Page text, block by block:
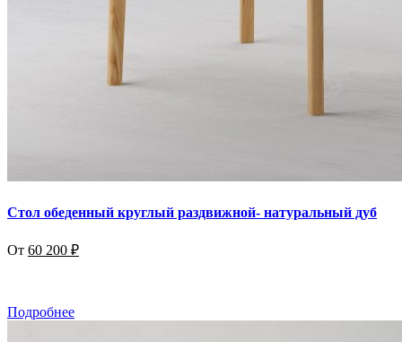
Стол обеденный круглый раздвижной- натуральный дуб
От 60 200 ₽
Подробнее